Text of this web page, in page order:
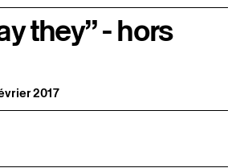
they” - hors
2017